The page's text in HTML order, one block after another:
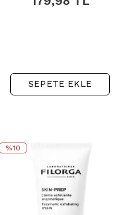
SEPETE EKLE
%10